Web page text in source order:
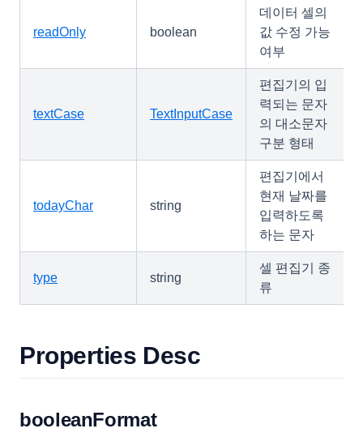
readOnly boolean
데이터 셀의
값 수정 가능
여부
textCase TextInputCase
편집기의 입
력되는 문자
의 대소문자
구분 형태
todayChar string
편집기에서
현재 날짜를
입력하도록
하는 문자
type string
셀 편집기 종
류
Properties Desc
booleanFormat